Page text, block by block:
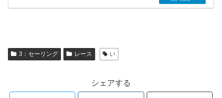
3：セーリング レース い
シェアする